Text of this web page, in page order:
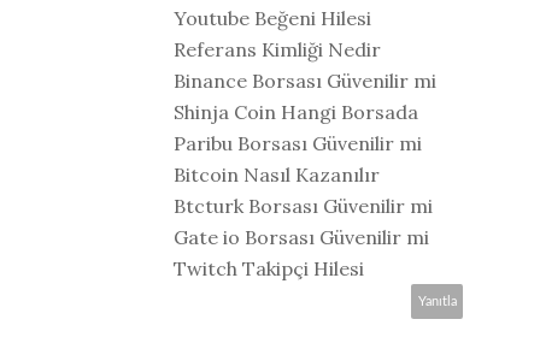
Youtube Beğeni Hilesi
Referans Kimliği Nedir
Binance Borsası Güvenilir mi
Shinja Coin Hangi Borsada
Paribu Borsası Güvenilir mi
Bitcoin Nasıl Kazanılır
Btcturk Borsası Güvenilir mi
Gate io Borsası Güvenilir mi
Twitch Takipçi Hilesi
Yanıtla